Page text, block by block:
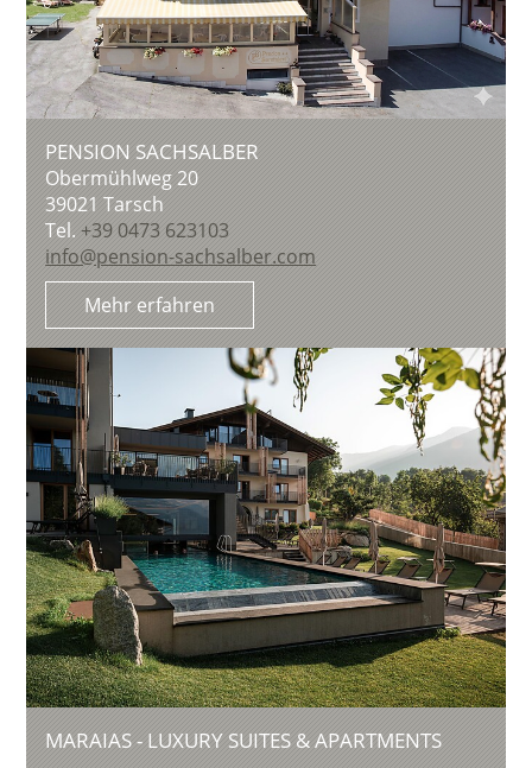
PENSION SACHSALBER
Obermühlweg 20
39021 Tarsch
Tel.+39 0473 623103
info@pension-sachsalber.com
Mehr erfahren
MARAIAS - LUXURY SUITES & APARTMENTS